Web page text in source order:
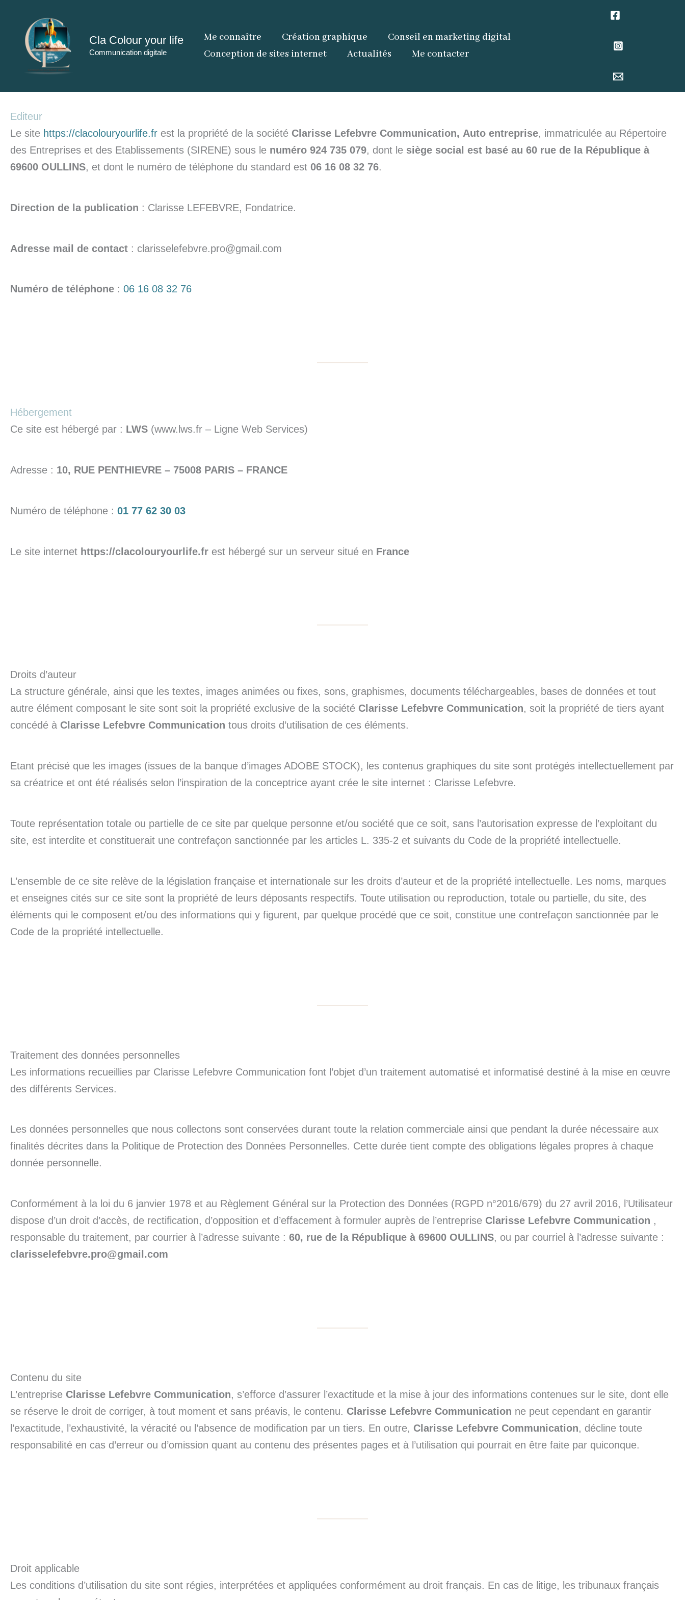
contenu
Cla Colour your life
Communication digitale
Me connaître Création graphique
Conseil en marketing digital
Conception de sites internet
Actualités Me contacter
Editeur
Le site https://clacolouryourlife.fr est la propriété de la société Clarisse Lefebvre Communication, Auto entreprise, immatriculée au Répertoire
des Entreprises et des Etablissements (SIRENE) sous le numéro 924 735 079, dont le siège social est basé au 60 rue de la République à
69600 OULLINS, et dont le numéro de téléphone du standard est 06 16 08 32 76.
Direction de la publication : Clarisse LEFEBVRE, Fondatrice.
Adresse mail de contact : clarisselefebvre.pro@gmail.com
Numéro de téléphone : 06 16 08 32 76
Hébergement
Ce site est hébergé par : LWS (www.lws.fr – Ligne Web Services)
Adresse : 10, RUE PENTHIEVRE – 75008 PARIS – FRANCE
Numéro de téléphone : 01 77 62 30 03
Le site internet https://clacolouryourlife.fr est hébergé sur un serveur situé en France
Droits d’auteur
La structure générale, ainsi que les textes, images animées ou fixes, sons, graphismes, documents téléchargeables, bases de données et tout
autre élément composant le site sont soit la propriété exclusive de la société Clarisse Lefebvre Communication, soit la propriété de tiers ayant
concédé à Clarisse Lefebvre Communication tous droits d’utilisation de ces éléments.
Etant précisé que les images (issues de la banque d’images ADOBE STOCK), les contenus graphiques du site sont protégés intellectuellement par
sa créatrice et ont été réalisés selon l’inspiration de la conceptrice ayant crée le site internet : Clarisse Lefebvre.
Toute représentation totale ou partielle de ce site par quelque personne et/ou société que ce soit, sans l’autorisation expresse de l’exploitant du
site, est interdite et constituerait une contrefaçon sanctionnée par les articles L. 335-2 et suivants du Code de la propriété intellectuelle.
L’ensemble de ce site relève de la législation française et internationale sur les droits d’auteur et de la propriété intellectuelle. Les noms, marques
et enseignes cités sur ce site sont la propriété de leurs déposants respectifs. Toute utilisation ou reproduction, totale ou partielle, du site, des
éléments qui le composent et/ou des informations qui y figurent, par quelque procédé que ce soit, constitue une contrefaçon sanctionnée par le
Code de la propriété intellectuelle.
Traitement des données personnelles
Les informations recueillies par Clarisse Lefebvre Communication font l’objet d’un traitement automatisé et informatisé destiné à la mise en œuvre
des différents Services.
Les données personnelles que nous collectons sont conservées durant toute la relation commerciale ainsi que pendant la durée nécessaire aux
finalités décrites dans la Politique de Protection des Données Personnelles. Cette durée tient compte des obligations légales propres à chaque
donnée personnelle.
Conformément à la loi du 6 janvier 1978 et au Règlement Général sur la Protection des Données (RGPD n°2016/679) du 27 avril 2016, l’Utilisateur
dispose d’un droit d’accès, de rectification, d’opposition et d’effacement à formuler auprès de l’entreprise Clarisse Lefebvre Communication ,
responsable du traitement, par courrier à l’adresse suivante : 60, rue de la République à 69600 OULLINS, ou par courriel à l’adresse suivante :
clarisselefebvre.pro@gmail.com
Contenu du site
L’entreprise Clarisse Lefebvre Communication, s’efforce d’assurer l’exactitude et la mise à jour des informations contenues sur le site, dont elle
se réserve le droit de corriger, à tout moment et sans préavis, le contenu. Clarisse Lefebvre Communication ne peut cependant en garantir
l’exactitude, l’exhaustivité, la véracité ou l’absence de modification par un tiers. En outre, Clarisse Lefebvre Communication, décline toute
responsabilité en cas d’erreur ou d’omission quant au contenu des présentes pages et à l’utilisation qui pourrait en être faite par quiconque.
Droit applicable
Les conditions d’utilisation du site sont régies, interprétées et appliquées conformément au droit français. En cas de litige, les tribunaux français